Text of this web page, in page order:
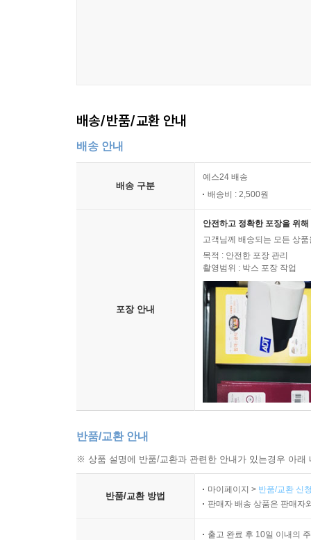
배송/반품/교환 안내
배송 안내
배송 구분
예스24 배송
배송비 : 2,500원
포장 안내
안전하고 정확한 포장을 위
고객님께 배송되는 모든 상
목적 : 안전한 포장 관리
촬영범위 : 박스 포장 작업
반품/교환 안내
※ 상품 설명에 반품/교환과 관련한 안내가 있는경우 아
반품/교환 방법
마이페이지 > 반품/교환 신
판매자 배송 상품은 판매자
출고 완료 후 10일 이내의